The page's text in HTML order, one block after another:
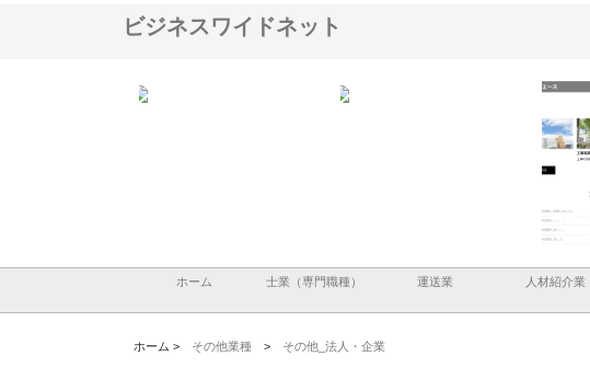
ビジネスワイドネット
ホーム 士業（専門職種） 運送業 人材紹介業
ホーム > その他業種 > その他_法人・企業